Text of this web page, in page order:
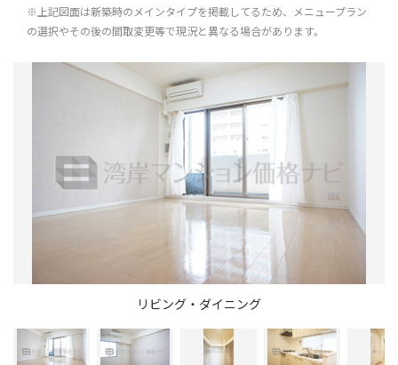
※上記図面は新築時のメインタイプを掲載してるため、メニュープラン
の選択やその後の間取変更等で現況と異なる場合があります。
リビング・ダイニング